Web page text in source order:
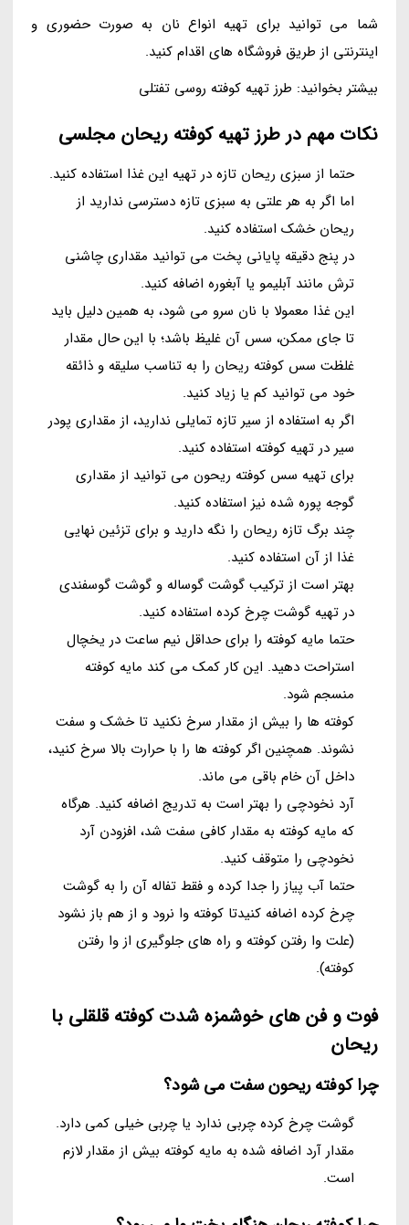
شما می توانید برای تهیه انواع نان به صورت حضوری و
اینترنتی از طریق فروشگاه های اقدام کنید.
بیشتر بخوانید: طرز تهیه کوفته روسی تفتلی
نکات مهم در طرز تهیه کوفته ریحان مجلسی
حتما از سبزی ریحان تازه در تهیه این غذا استفاده کنید.
اما اگر به هر علتی به سبزی تازه دسترسی ندارید از
ریحان خشک استفاده کنید.
در پنج دقیقه پایانی پخت می توانید مقداری چاشنی
ترش مانند آبلیمو یا آبغوره اضافه کنید.
این غذا معمولا با نان سرو می شود، به همین دلیل باید
تا جای ممکن، سس آن غلیظ باشد؛ با این حال مقدار
غلظت سس کوفته ریحان را به تناسب سلیقه و ذائقه
خود می توانید کم یا زیاد کنید.
اگر به استفاده از سیر تازه تمایلی ندارید، از مقداری پودر
سیر در تهیه کوفته استفاده کنید.
برای تهیه سس کوفته ریحون می توانید از مقداری
گوجه پوره شده نیز استفاده کنید.
چند برگ تازه ریحان را نگه دارید و برای تزئین نهایی
غذا از آن استفاده کنید.
بهتر است از ترکیب گوشت گوساله و گوشت گوسفندی
در تهیه گوشت چرخ کرده استفاده کنید.
حتما مایه کوفته را برای حداقل نیم ساعت در یخچال
استراحت دهید. این کار کمک می کند مایه کوفته
منسجم شود.
کوفته ها را بیش از مقدار سرخ نکنید تا خشک و سفت
نشوند. همچنین اگر کوفته ها را با حرارت بالا سرخ کنید،
داخل آن خام باقی می ماند.
آرد نخودچی را بهتر است به تدریج اضافه کنید. هرگاه
که مایه کوفته به مقدار کافی سفت شد، افزودن آرد
نخودچی را متوقف کنید.
حتما آب پیاز را جدا کرده و فقط تفاله آن را به گوشت
چرخ کرده اضافه کنیدتا کوفته وا نرود و از هم باز نشود
(علت وا رفتن کوفته و راه های جلوگیری از وا رفتن
کوفته).
فوت و فن های خوشمزه شدت کوفته قلقلی با
ریحان
چرا کوفته ریحون سفت می شود؟
گوشت چرخ کرده چربی ندارد یا چربی خیلی کمی دارد.
مقدار آرد اضافه شده به مایه کوفته بیش از مقدار لازم
است.